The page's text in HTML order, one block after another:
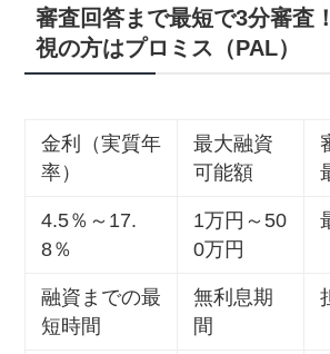
審査回答まで最短で3分審査
視の方はプロミス（PAL）
金利（実質年
率）
最大融資
可能額
4.5％～17.
8％
1万円～50
0万円
融資までの最
短時間
無利息期
間